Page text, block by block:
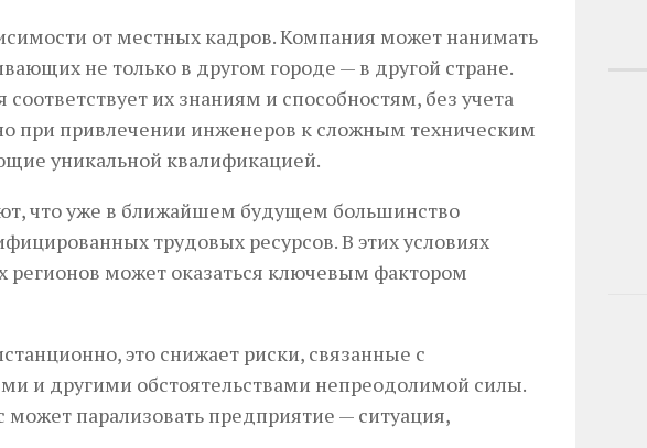
от местных кадров. Компания может нанимать
не только в другом городе — в другой стране.
их знаниям и способностям, без учета
при привлечении инженеров к сложным техническим
уникальной квалификацией.
что уже в ближайшем будущем большинство
трудовых ресурсов. В этих условиях
регионов может оказаться ключевым фактором
это снижает риски, связанные с
и другими обстоятельствами непреодолимой силы.
парализовать предприятие — ситуация,